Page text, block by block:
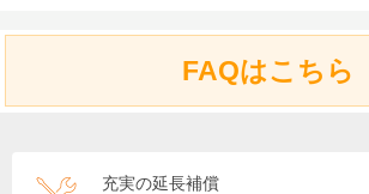
FAQはこちら
充実の延長補償